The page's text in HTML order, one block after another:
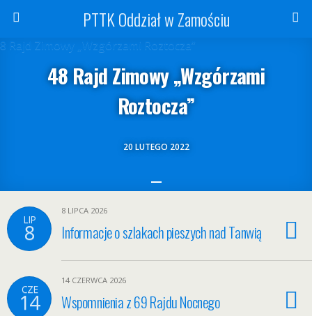
PTTK Oddział w Zamościu
20 LUTEGO 2022
48 Rajd Zimowy „Wzgórzami
Roztocza”
LIP
8
8 LIPCA 2026
Informacje o szlakach pieszych nad Tanwią
CZE
14
14 CZERWCA 2026
Wspomnienia z 69 Rajdu Nocnego